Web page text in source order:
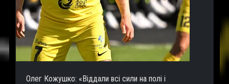
Олег Кожушко: «Віддали всі сили на полі і